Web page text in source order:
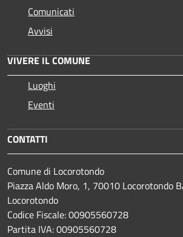
Comunicati
Avvisi
VIVERE IL COMUNE
Luoghi
Eventi
CONTATTI
Comune di Locorotondo
Piazza Aldo Moro, 1, 70010 Locorotondo
Locorotondo
Codice Fiscale: 00905560728
Partita IVA: 00905560728